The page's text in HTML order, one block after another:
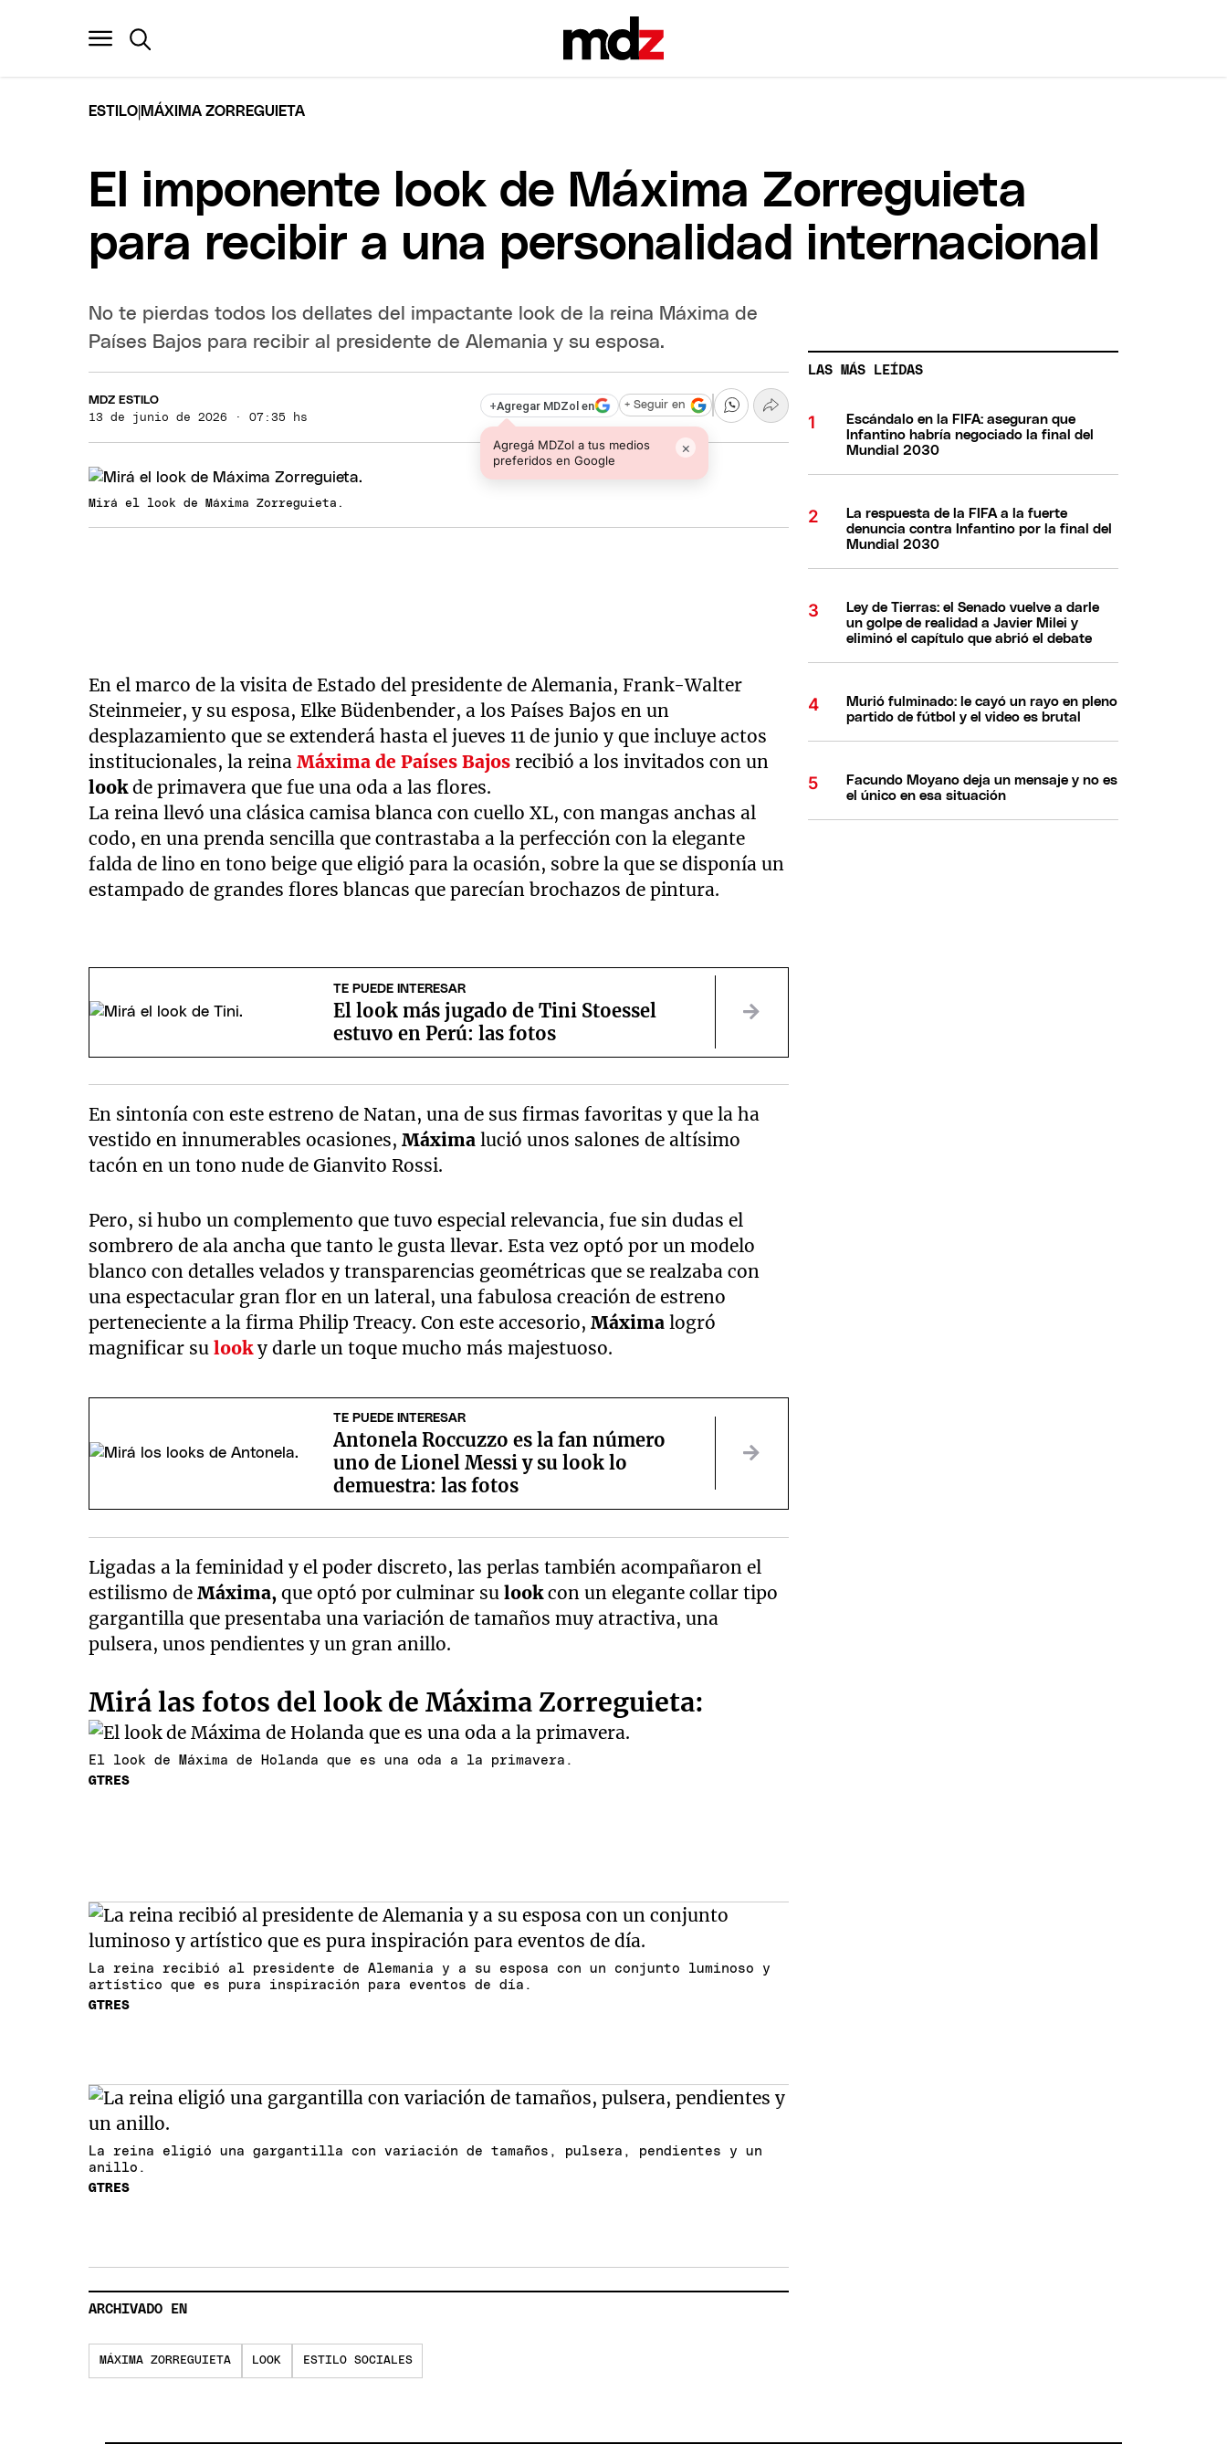
ESTILO MÁXIMA ZORREGUIETA
El imponente look de Máxima Zorreguieta
para recibir a una personalidad internacional
No te pierdas todos los dellates del impactante look de la reina Máxima de
Países Bajos para recibir al presidente de Alemania y su esposa.
MDZ ESTILO
13 de junio de 2026 · 07:35 hs
+Agregar MDZol en
Agregá MDZol a tus medios
preferidos en Google
×
+ Seguir en
Mirá el look de Máxima Zorreguieta.
En el marco de la visita de Estado del presidente de Alemania, Frank-Walter
Steinmeier, y su esposa, Elke Büdenbender, a los Países Bajos en un
desplazamiento que se extenderá hasta el jueves 11 de junio y que incluye actos
institucionales, la reinaMáxima de Países Bajos recibió a los invitados con un
lookde primavera que fue una oda a las flores.
La reina llevó una clásica camisa blanca con cuello XL, con mangas anchas al
codo, en una prenda sencilla que contrastaba a la perfección con la elegante
falda de lino en tono beige que eligió para la ocasión, sobre la que se disponía un
estampado de grandes flores blancas que parecían brochazos de pintura.
TE PUEDE INTERESAR
El look más jugado de Tini Stoessel
estuvo en Perú: las fotos
En sintonía con este estreno de Natan, una de sus firmas favoritas y que la ha
vestido en innumerables ocasiones,Máxima lució unos salones de altísimo
tacón en un tono nude de Gianvito Rossi.
Pero, si hubo un complemento que tuvo especial relevancia, fue sin dudas el
sombrero de ala ancha que tanto le gusta llevar. Esta vez optó por un modelo
blanco con detalles velados y transparencias geométricas que se realzaba con
una espectacular gran flor en un lateral, una fabulosa creación de estreno
perteneciente a la firma Philip Treacy. Con este accesorio,Máxima logró
magnificar sulooky darle un toque mucho más majestuoso.
TE PUEDE INTERESAR
Antonela Roccuzzo es la fan número
uno de Lionel Messi y su look lo
demuestra: las fotos
Ligadas a la feminidad y el poder discreto, las perlas también acompañaron el
estilismo deMáxima, que optó por culminar sulookcon un elegante collar tipo
gargantilla que presentaba una variación de tamaños muy atractiva, una
pulsera, unos pendientes y un gran anillo.
Mirá las fotos del look de Máxima Zorreguieta:
El look de Máxima de Holanda que es una oda a la primavera.
GTRES
La reina recibió al presidente de Alemania y a su esposa con un conjunto luminoso y
artístico que es pura inspiración para eventos de día.
GTRES
La reina eligió una gargantilla con variación de tamaños, pulsera, pendientes y un
anillo.
GTRES
ARCHIVADO EN
MÁXIMA ZORREGUIETA LOOK ESTILO SOCIALES
LAS MÁS LEÍDAS
Escándalo en la FIFA: aseguran que
Infantino habría negociado la final del
Mundial 2030
La respuesta de la FIFA a la fuerte
denuncia contra Infantino por la final del
Mundial 2030
Ley de Tierras: el Senado vuelve a darle
un golpe de realidad a Javier Milei y
eliminó el capítulo que abrió el debate
Murió fulminado: le cayó un rayo en pleno
partido de fútbol y el video es brutal
Facundo Moyano deja un mensaje y no es
el único en esa situación